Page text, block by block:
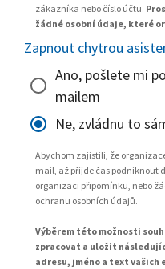
zákazníka nebo číslo účtu.
žádné osobní údaje, které
Zapnout chytrou
Ano, pošlete mi
mailem
Ne, zvládnu to
Abychom zajistili, že
mail, až přijde čas podniknout
organizaci připomínku, nebo
ochranu osobních údajů.
Výběrem této možnosti
zpracovat a uložit
adresu, jméno a text vašich